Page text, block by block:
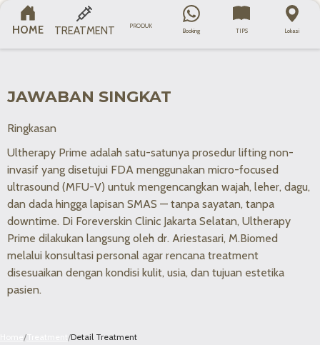
HOME TREATMENT PRODUK
Booking TIPS Lokasi
KATEGORI Semua Face Contouring Skin Booster
JAWABAN SINGKAT
Ringkasan
Ultherapy Prime adalah satu-satunya prosedur lifting non-
invasif yang disetujui FDA menggunakan micro-focused
ultrasound (MFU-V) untuk mengencangkan wajah, leher, dagu,
dan dada hingga lapisan SMAS — tanpa sayatan, tanpa
downtime. Di Foreverskin Clinic Jakarta Selatan, Ultherapy
Prime dilakukan langsung oleh dr. Ariestasari, M.Biomed
melalui konsultasi personal agar rencana treatment
disesuaikan dengan kondisi kulit, usia, dan tujuan estetika
pasien.
/ /Detail Treatment